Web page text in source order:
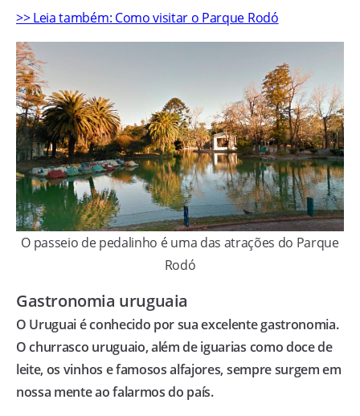
>> Leia também: Como visitar o Parque Rodó
O passeio de pedalinho é uma das atrações do Parque
Rodó
Gastronomia uruguaia
O Uruguai é conhecido por sua excelente gastronomia.
O churrasco uruguaio, além de iguarias como doce de
leite, os vinhos e famosos alfajores, sempre surgem em
nossa mente ao falarmos do país.